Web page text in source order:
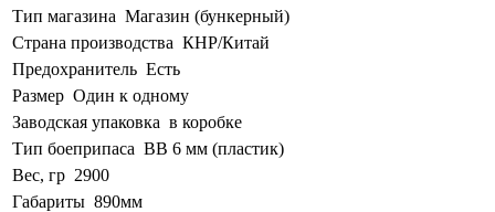
Тип магазина Магазин (бункерный)
Страна производства КНР/Китай
Предохранитель Есть
Размер Один к одному
Заводская упаковка в коробке
Тип боеприпаса BB 6 мм (пластик)
Вес, гр 2900
Габариты 890мм